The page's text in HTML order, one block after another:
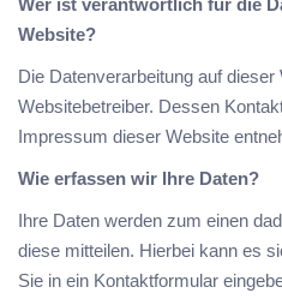
Wer ist verantwortlich für die
Website?
Die Datenverarbeitung auf
Websitebetreiber. Dessen
Impressum dieser Website
Wie erfassen wir Ihre Daten?
Ihre Daten werden zum einen
diese mitteilen. Hierbei kann es
Sie in ein Kontaktformular